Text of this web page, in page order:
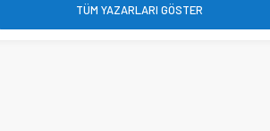
TÜM YAZARLARI GÖSTER